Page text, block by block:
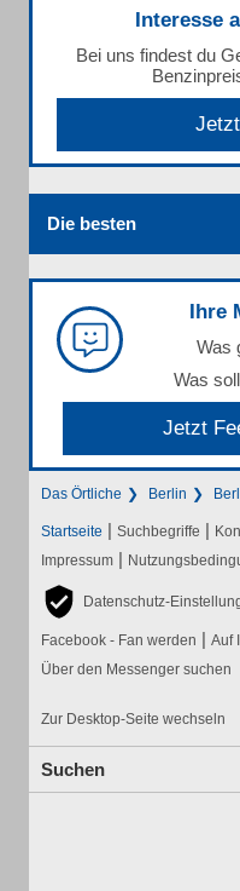
Interesse
Bei uns findest du
Die besten
Ihre
Was
Was
Jetzt
Das Örtliche Berlin
Startseite | Suchbegriffe |
Impressum |
Datenschutz-
Facebook - Fan werden | Auf
Über den Messenger suchen
Zur Desktop-Seite wechseln
Suchen